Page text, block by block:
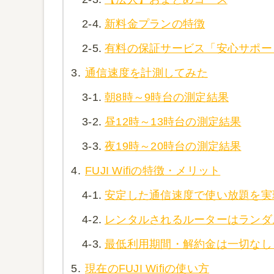
2-4. 新料金プランの特徴
2-5. 有料の保証サービス「安心サポー
3. 通信速度を計測してみた
3-1. 朝8時～9時台の測定結果
3-2. 昼12時～13時台の測定結果
3-3. 夜19時～20時台の測定結果
4. FUJI Wifiの特徴・メリット
4-1. 安定した通信速度で使い放題を実
4-2. レンタルされるルーターはランダ
4-3. 最低利用期間・解約金は一切なし
5. 現在のFUJI Wifiの使い方